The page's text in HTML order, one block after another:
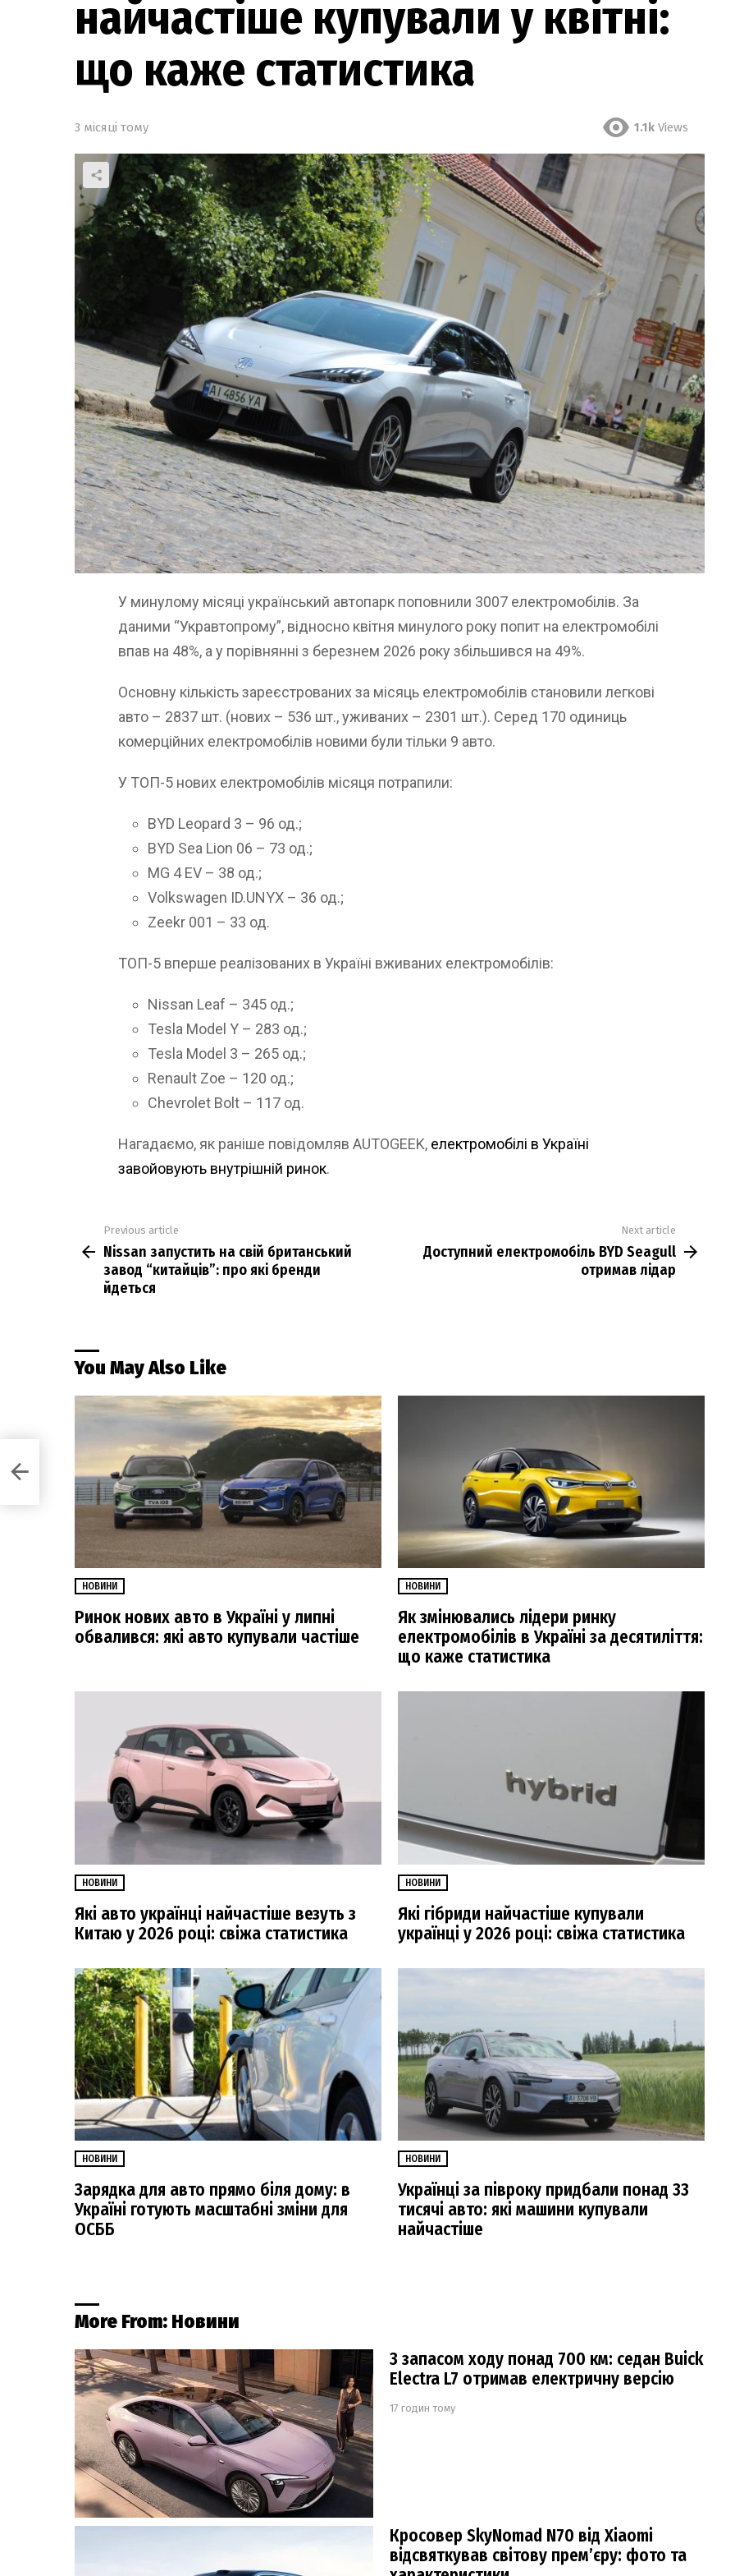
найчастіше купували у квітні:
що каже статистика
3 місяці тому 1.1k Views
У минулому місяці український автопарк поповнили 3007 електромобілів. За
даними “Укравтопрому”, відносно квітня минулого року попит на електромобілі
впав на 48%, а у порівнянні з березнем 2026 року збільшився на 49%.
Основну кількість зареєстрованих за місяць електромобілів становили легкові
авто – 2837 шт. (нових – 536 шт., уживаних – 2301 шт.). Серед 170 одиниць
комерційних електромобілів новими були тільки 9 авто.
У ТОП-5 нових електромобілів місяця потрапили:
BYD Leopard 3 – 96 од.;
BYD Sea Lion 06 – 73 од.;
MG 4 EV – 38 од.;
Volkswagen ID.UNYX – 36 од.;
Zeekr 001 – 33 од.
ТОП-5 вперше реалізованих в Україні вживаних електромобілів:
Nissan Leaf – 345 од.;
Tesla Model Y – 283 од.;
Tesla Model 3 – 265 од.;
Renault Zoe – 120 од.;
Chevrolet Bolt – 117 од.
Нагадаємо, як раніше повідомляв AUTOGEEK, електромобілі в Україні
завойовують внутрішній ринок.
more
Previous article
Nissan запустить на свій британський
завод “китайців”: про які бренди
йдеться
Next article
Доступний електромобіль BYD Seagull
отримав лідар
You May Also Like
НОВИНИ
Ринок нових авто в Україні у липні
обвалився: які авто купували частіше
НОВИНИ
Як змінювались лідери ринку
електромобілів в Україні за десятиліття:
що каже статистика
НОВИНИ
Які авто українці найчастіше везуть з
Китаю у 2026 році: свіжа статистика
НОВИНИ
Які гібриди найчастіше купували
українці у 2026 році: свіжа статистика
НОВИНИ
Зарядка для авто прямо біля дому: в
Україні готують масштабні зміни для
ОСББ
НОВИНИ
Українці за півроку придбали понад 33
тисячі авто: які машини купували
найчастіше
More From: Новини
З запасом ходу понад 700 км: седан Buick
Electra L7 отримав електричну версію
17 годин тому
Кросовер SkyNomad N70 від Xiaomi
відсвяткував світову прем’єру: фото та